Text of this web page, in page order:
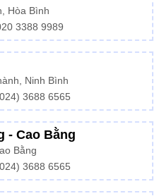
Hòa Bình
3388 9989
Ninh Bình
3688 6565
- Cao Bằng
Bằng
3688 6565